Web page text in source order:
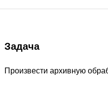
Задача
Произвести архивную